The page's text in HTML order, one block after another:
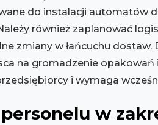
do instalacji automatów
również zaplanować
zmiany w łańcuchu
na gromadzenie
i wymaga
w